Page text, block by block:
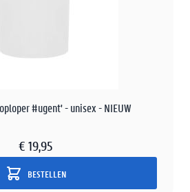
#ugent' - unisex - NIEUW
€ 19,95
BESTELLEN